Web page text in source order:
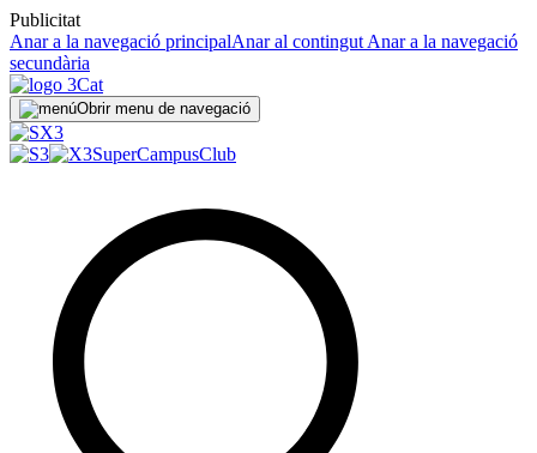
Publicitat
Anar a la navegació principalAnar al contingut Anar a la navegació
secundària
Obrir menu de navegació
SuperCampusClub